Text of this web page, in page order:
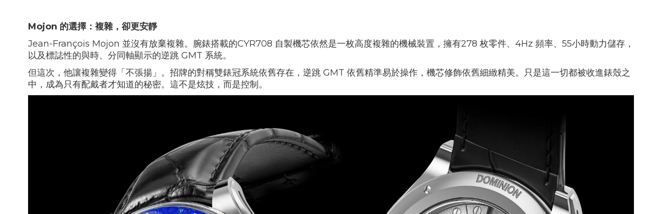
Mojon 的選擇：複雜，卻更安靜
Jean-François Mojon 並沒有放棄複雜。腕錶搭載的CYR708 自製機芯依然是一枚高度複雜的機械裝置，擁有278 枚零件、 4Hz 頻率、 55小時動力儲存，
以及標誌性的與時、分同軸顯示的逆跳 GMT 系統。
但這次，他讓複雜變得「不張揚」。招牌的對稱雙錶冠系統依舊存在，逆跳 GMT 依舊精準易於操作，機芯修飾依舊細緻精美。只是這一切都被收進錶殼之
中，成為只有配戴者才知道的秘密。這不是炫技，而是控制。